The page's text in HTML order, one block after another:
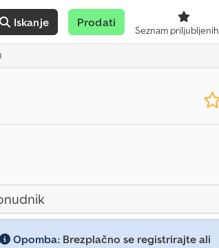
Iskanje Prodati
Seznam priljubljenih
Opomba: Brezplačno se registrirajte ali